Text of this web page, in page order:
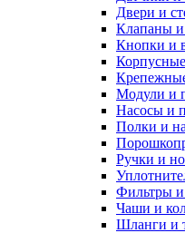
Двери и
Клапаны
Кнопки и
Модули и
Насосы и
Полки и
Ручки и
Фильтры
Чаши и
Шланги и